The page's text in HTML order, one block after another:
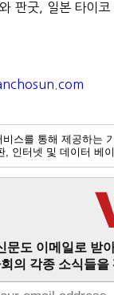
판굿, 일본 타이코
스를 통해 제공하는
, 인터넷 및 데이터 베
문도 이메일로 받
의 각종 소식들